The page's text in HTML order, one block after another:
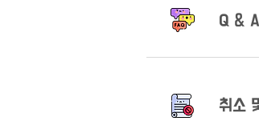
Q & A
취소